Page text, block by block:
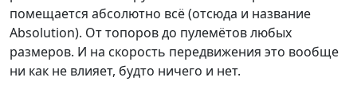
помещается абсолютно всё (отсюда и название
Absolution). От топоров до пулемётов любых
размеров. И на скорость передвижения это вообще
ни как не влияет, будто ничего и нет.